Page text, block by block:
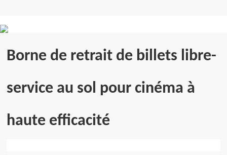
Borne de retrait de billets libre-
service au sol pour cinéma à
haute efficacité